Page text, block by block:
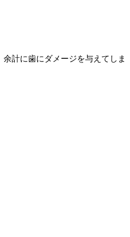
計に歯にダメージを与えてしま